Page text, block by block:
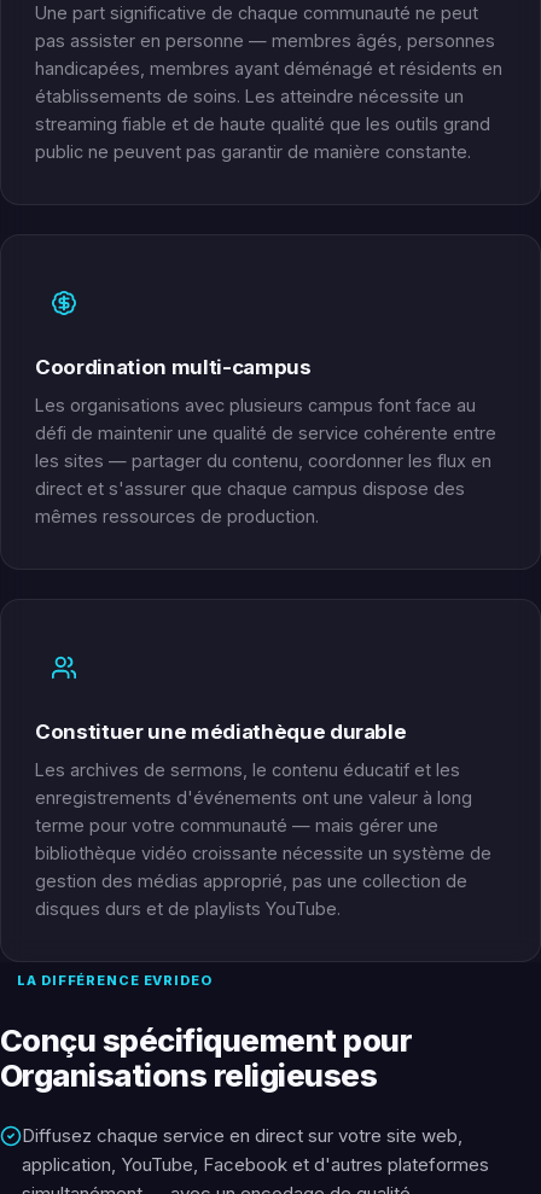
Une part significative de chaque communauté ne peut
pas assister en personne — membres âgés, personnes
handicapées, membres ayant déménagé et résidents en
établissements de soins. Les atteindre nécessite un
streaming fiable et de haute qualité que les outils grand
public ne peuvent pas garantir de manière constante.
Coordination multi-campus
Les organisations avec plusieurs campus font face au
défi de maintenir une qualité de service cohérente entre
les sites — partager du contenu, coordonner les flux en
direct et s'assurer que chaque campus dispose des
mêmes ressources de production.
Constituer une médiathèque durable
Les archives de sermons, le contenu éducatif et les
enregistrements d'événements ont une valeur à long
terme pour votre communauté — mais gérer une
bibliothèque vidéo croissante nécessite un système de
gestion des médias approprié, pas une collection de
disques durs et de playlists YouTube.
LA DIFFÉRENCE EVRIDEO
Conçu spécifiquement pour
Organisations religieuses
Diffusez chaque service en direct sur votre site web,
application, YouTube, Facebook et d'autres plateformes